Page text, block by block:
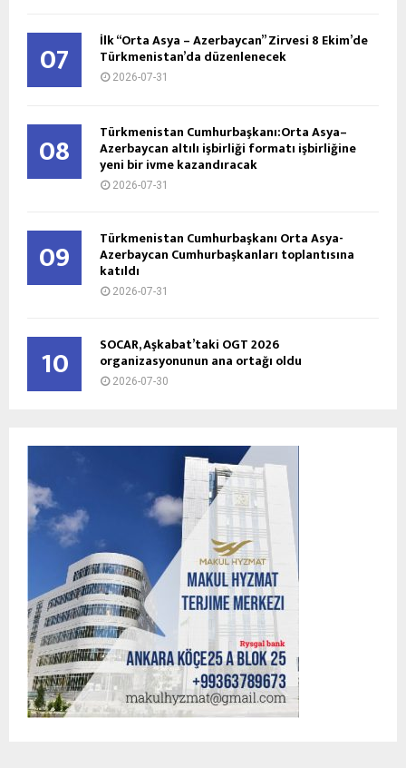
07 İlk “Orta Asya – Azerbaycan” Zirvesi 8 Ekim’de
Türkmenistan’da düzenlenecek
2026-07-31
08 Türkmenistan Cumhurbaşkanı:Orta Asya–
Azerbaycan altılı işbirliği formatı işbirliğine
yeni bir ivme kazandıracak
2026-07-31
09 Türkmenistan Cumhurbaşkanı Orta Asya-
Azerbaycan Cumhurbaşkanları toplantısına
katıldı
2026-07-31
10 SOCAR, Aşkabat’taki OGT 2026
organizasyonunun ana ortağı oldu
2026-07-30